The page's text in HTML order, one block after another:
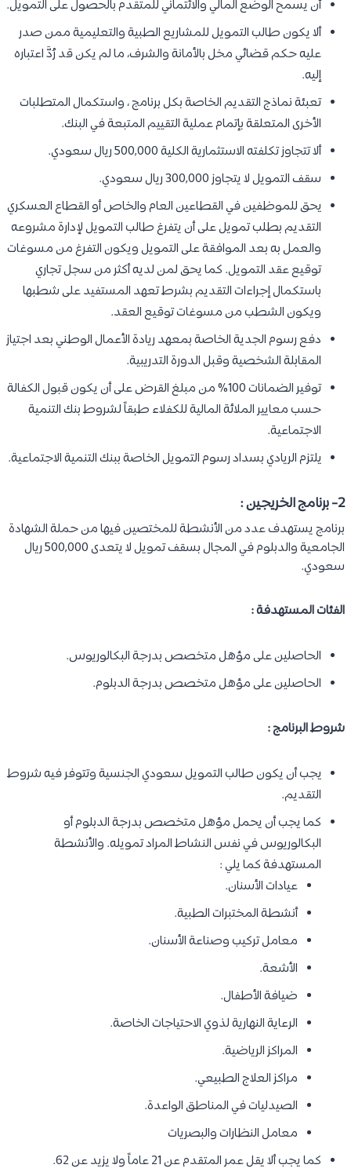
أن يسمح الوضع المالي والائتماني للمتقدم بالحصول على التمويل.
ألا يكون طالب التمويل للمشاريع الطبية والتعليمية ممن صدر
عليه حكم قضائي مخل بالأمانة والشرف، ما لم يكن قد رُدَّ اعتباره
إليه.
تعبئة نماذج التقديم الخاصة بكل برنامج ، واستكمال المتطلبات
الأخرى المتعلقة بإتمام عملية التقييم المتبعة في البنك.
ألا تتجاوز تكلفته الاستثمارية الكلية 500,000 ريال سعودي.
سقف التمويل لا يتجاوز 300,000 ريال سعودي.
يحق للموظفين في القطاعين العام والخاص أو القطاع العسكري
التقديم بطلب تمويل على أن يتفرغ طالب التمويل لإدارة مشروعه
والعمل به بعد الموافقة على التمويل ويكون التفرغ من مسوغات
توقيع عقد التمويل. كما يحق لمن لديه أكثر من سجل تجاري
باستكمال إجراءات التقديم بشرط تعهد المستفيد على شطبها
ويكون الشطب من مسوغات توقيع العقد.
دفع رسوم الجدية الخاصة بمعهد ريادة الأعمال الوطني بعد اجتياز
المقابلة الشخصية وقبل الدورة التدريبية.
توفير الضمانات 100% من مبلغ القرض على أن يكون قبول الكفالة
حسب معايير الملائة المالية للكفلاء طبقاً لشروط بنك التنمية
الاجتماعية.
يلتزم الريادي بسداد رسوم التمويل الخاصة ببنك التنمية الاجتماعية.
2- برنامج الخريجين :
برنامج يستهدف عدد من الأنشطة للمختصين فيها من حملة الشهادة
الجامعية والدبلوم في المجال بسقف تمويل لا يتعدى 500,000 ريال
سعودي.
الفئات المستهدفة :
الحاصلين على مؤهل متخصص بدرجة البكالوريوس.
الحاصلين على مؤهل متخصص بدرجة الدبلوم.
شروط البرنامج :
يجب أن يكون طالب التمويل سعودي الجنسية وتتوفر فيه شروط
التقديم.
كما يجب أن يحمل مؤهل متخصص بدرجة الدبلوم أو
البكالوريوس في نفس النشاط المراد تمويله. والأنشطة
المستهدفة كما يلي :
عيادات الأسنان.
أنشطة المختبرات الطبية.
معامل تركيب وصناعة الأسنان.
الأشعة.
ضيافة الأطفال.
الرعاية النهارية لذوي الاحتياجات الخاصة.
المراكز الرياضية.
مراكز العلاج الطبيعي.
الصيدليات في المناطق الواعدة.
معامل النظارات والبصريات
كما يجب ألا يقل عمر المتقدم عن 21 عاماً ولا يزيد عن 62.